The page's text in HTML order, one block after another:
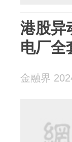
港股异
电厂全
金融界